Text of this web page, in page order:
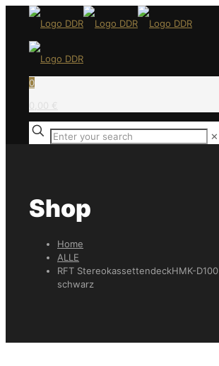
0
0,00 €
✕
Shop
Home
ALLE
RFT StereokassettendeckHMK-D100
schwarz